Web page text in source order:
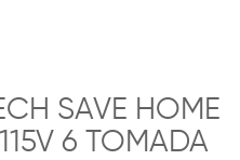
SAVE HOME
6 TOMADA